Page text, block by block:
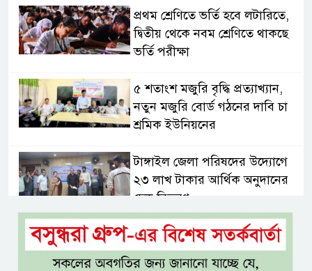
প্রথম শ্রেণিতে ভর্তি হবে লটারিতে,
দ্বিতীয় থেকে নবম শ্রেণিতে থাকছে
ভর্তি পরীক্ষা
৫ শতাংশ মজুরি বৃদ্ধি প্রত্যাখ্যান,
নতুন মজুরি বোর্ড গঠনের দাবি চা
শ্রমিক ইউনিয়নের
টাঙ্গাইল জেলা পরিষদের উদ্যোগে
২৩ লাখ টাকার আর্থিক অনুদানের
চেক বিতরণ
ধলেশ্বরী থেকে অবৈধ বালু উত্তোলন,
হুমকিতে শামসুল হক সেতু